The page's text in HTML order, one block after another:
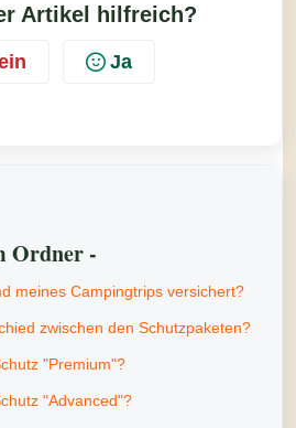
Artikel hilfreich?
Ja
Ordner -
meines Campingtrips versichert?
zwischen den Schutzpaketen?
"Premium"?
"Advanced"?